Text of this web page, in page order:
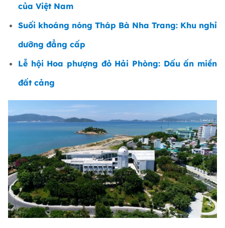
của Việt Nam
Suối khoáng nóng Tháp Bà Nha Trang: Khu nghỉ
dưỡng đẳng cấp
Lễ hội Hoa phượng đỏ Hải Phòng: Dấu ấn miền
đất cảng